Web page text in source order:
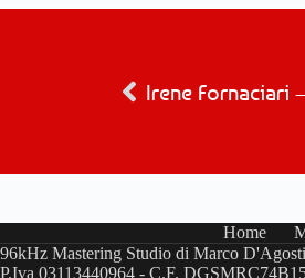
Irene Fornaciari
Home
96kHz Mastering Studio di Marco
P.Iva 03113440964 - C.F.